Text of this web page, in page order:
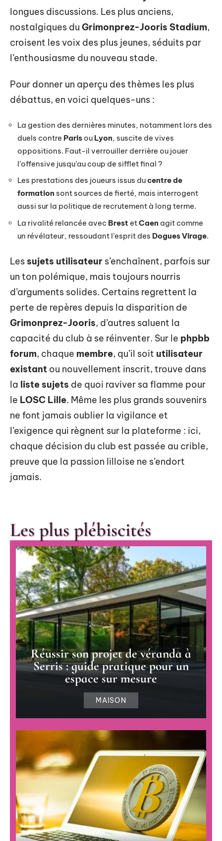
longues discussions. Les plus anciens,
nostalgiques du Grimonprez-Jooris Stadium,
croisent les voix des plus jeunes, séduits par
l’enthousiasme du nouveau stade.
Pour donner un aperçu des thèmes les plus
débattus, en voici quelques-uns :
La gestion des dernières minutes, notamment lors des
duels contre Paris ou Lyon, suscite de vives
oppositions. Faut-il verrouiller derrière ou jouer
l’offensive jusqu’au coup de sifflet final ?
Les prestations des joueurs issus ducentre de
formation sont sources de fierté, mais interrogent
aussi sur la politique de recrutement à long terme.
La rivalité relancée avec Brest etCaen agit comme
un révélateur, ressoudant l’esprit des Dogues Virage.
Les sujets utilisateur s’enchaînent, parfois sur
un ton polémique, mais toujours nourris
d’arguments solides. Certains regrettent la
perte de repères depuis la disparition de
Grimonprez-Jooris, d’autres saluent la
capacité du club à se réinventer. Sur le phpbb
forum, chaque membre, qu’il soit utilisateur
existant ou nouvellement inscrit, trouve dans
la liste sujets de quoi raviver sa flamme pour
le LOSC Lille. Même les plus grands souvenirs
ne font jamais oublier la vigilance et
l’exigence qui règnent sur la plateforme : ici,
chaque décision du club est passée au crible,
preuve que la passion lilloise ne s’endort
jamais.
Les plus plébiscités
Réussir son projet de véranda à
Serris : guide pratique pour un
espace sur mesure
MAISON